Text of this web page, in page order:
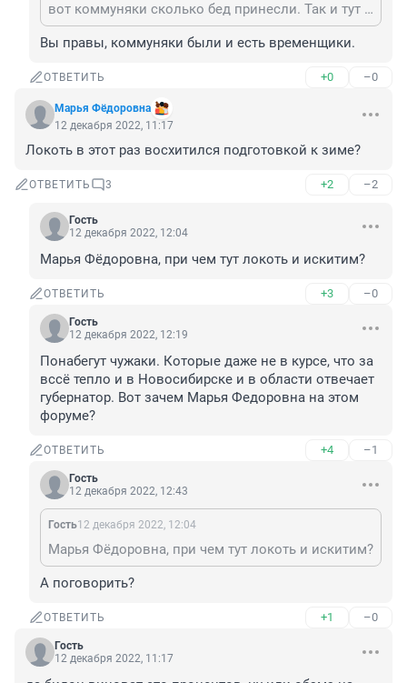
вот коммуняки сколько бед принесли. Так и тут бонбу заложили, не могли кровавые на сто лет жизни хотя бы заделать коммуникации
Вы правы, коммуняки были и есть временщики.
ОТВЕТИТЬ +0 –0
Марья Фёдоровна
12 декабря 2022, 11:17
Локоть в этот раз восхитился подготовкой к зиме?
ОТВЕТИТЬ 3 +2 –2
Гость
12 декабря 2022, 12:04
Марья Фёдоровна, при чем тут локоть и искитим?
ОТВЕТИТЬ +3 –0
Гость
12 декабря 2022, 12:19
Понабегут чужаки. Которые даже не в курсе, что за
вссё тепло и в Новосибирске и в области отвечает
губернатор. Вот зачем Марья Федоровна на этом
форуме?
ОТВЕТИТЬ +4 –1
Гость
12 декабря 2022, 12:43
Гость12 декабря 2022, 12:04
Марья Фёдоровна, при чем тут локоть и искитим?
А поговорить?
ОТВЕТИТЬ +1 –0
Гость
12 декабря 2022, 11:17